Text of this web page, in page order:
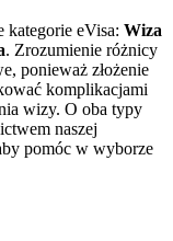
eVisa: Wiza
. Zrozumienie różnicy
ponieważ złożenie
komplikacjami
wizy. O oba typy
naszej
pomóc w wyborze